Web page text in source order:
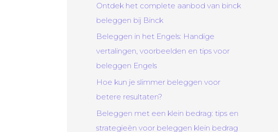
Ontdek het complete aanbod van binck
beleggen bij Binck
Beleggen in het Engels: Handige
vertalingen, voorbeelden en tips voor
beleggen Engels
Hoe kun je slimmer beleggen voor
betere resultaten?
Beleggen met een klein bedrag: tips en
strategieën voor beleggen klein bedrag